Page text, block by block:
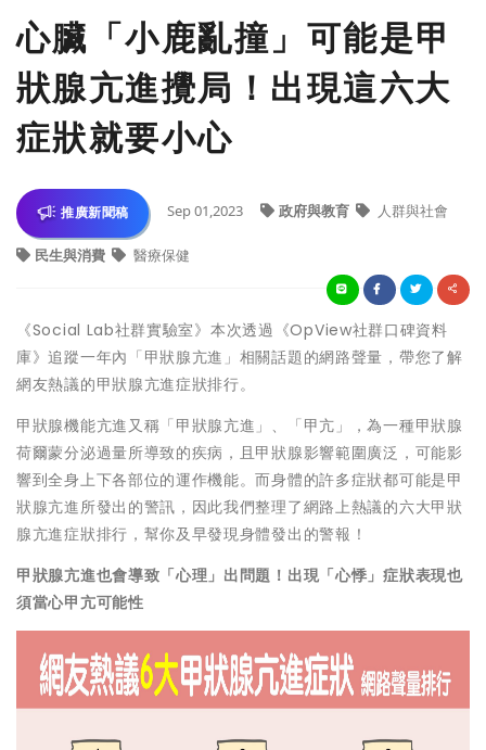
心臟「小鹿亂撞」可能是甲
狀腺亢進攪局！出現這六大
症狀就要小心
推廣新聞稿 Sep 01,2023 政府與教育 人群與社會
民生與消費 醫療保健
《Social Lab社群實驗室》本次透過《OpView社群口碑資料
庫》追蹤一年內「甲狀腺亢進」相關話題的網路聲量，帶您了解
網友熱議的甲狀腺亢進症狀排行。
甲狀腺機能亢進又稱「甲狀腺亢進」、「甲亢」，為一種甲狀腺
荷爾蒙分泌過量所導致的疾病，且甲狀腺影響範圍廣泛，可能影
響到全身上下各部位的運作機能。而身體的許多症狀都可能是甲
狀腺亢進所發出的警訊，因此我們整理了網路上熱議的六大甲狀
腺亢進症狀排行，幫你及早發現身體發出的警報！
甲狀腺亢進也會導致「心理」出問題！出現「心悸」症狀表現也
須當心甲亢可能性